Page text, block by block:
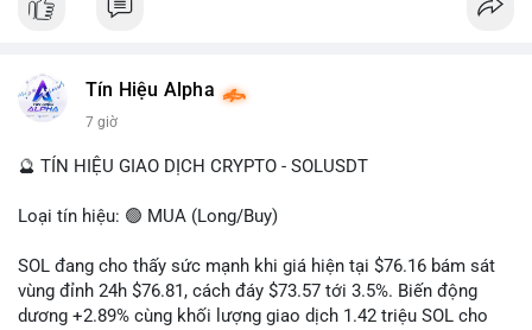
rõ ràng về đích đến của số BTC này.
#dongtienlon
📰 Nguồn: CoinDesk
Tín Hiệu Alpha
7 giờ
🔮 TÍN HIỆU GIAO DỊCH CRYPTO - SOLUSDT
Loại tín hiệu: 🟢 MUA (Long/Buy)
SOL đang cho thấy sức mạnh khi giá hiện tại $76.16 bám sát
vùng đỉnh 24h $76.81, cách đáy $73.57 tới 3.5%. Biến động
dương +2.89% cùng khối lượng giao dịch 1.42 triệu SOL cho